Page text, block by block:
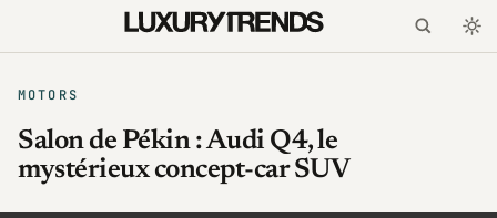
MOTORS
Salon de Pékin : Audi Q4, le
mystérieux concept-car SUV